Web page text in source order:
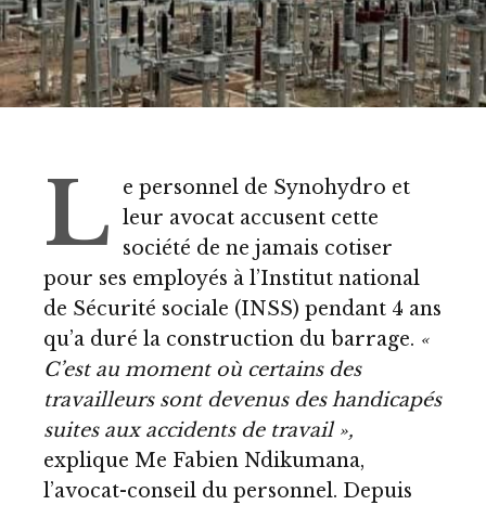
L
e personnel de Synohydro et
leur avocat accusent cette
société de ne jamais cotiser
pour ses employés à l’Institut national
de Sécurité sociale (INSS) pendant 4 ans
qu’a duré la construction du barrage. «
C’est au moment où certains des
travailleurs sont devenus des handicapés
suites aux accidents de travail »,
explique Me Fabien Ndikumana,
l’avocat-conseil du personnel. Depuis